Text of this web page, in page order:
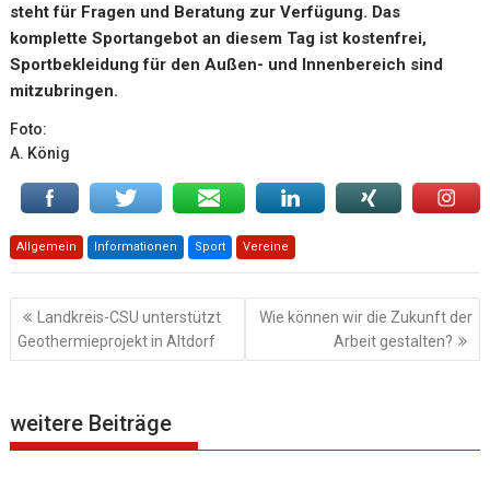
steht für Fragen und Beratung zur Verfügung. Das
komplette Sportangebot an diesem Tag ist kostenfrei,
Sportbekleidung für den Außen- und Innenbereich sind
mitzubringen.
Foto:
A. König
Allgemein Informationen Sport Vereine
Beitragsnavigation
Landkreis-CSU unterstützt
Geothermieprojekt in Altdorf
Wie können wir die Zukunft der
Arbeit gestalten?
weitere Beiträge